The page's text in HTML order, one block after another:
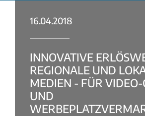
16.04.2018
INNOVATIVE
REGIONALE UND
MEDIEN - FÜR VIDEO-
UND